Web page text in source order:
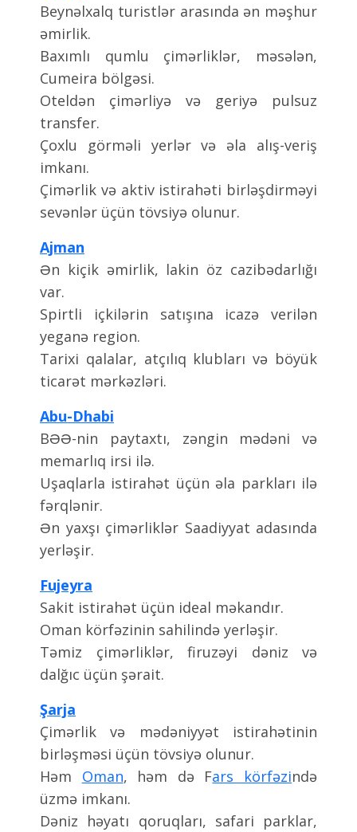
Beynəlxalq turistlər arasında ən məşhur
əmirlik.
Baxımlı qumlu çimərliklər, məsələn,
Cumeira bölgəsi.
Oteldən çimərliyə və geriyə pulsuz
transfer.
Çoxlu görməli yerlər və əla alış-veriş
imkanı.
Çimərlik və aktiv istirahəti birləşdirməyi
sevənlər üçün tövsiyə olunur.
Ajman
Ən kiçik əmirlik, lakin öz cazibədarlığı
var.
Spirtli içkilərin satışına icazə verilən
yeganə region.
Tarixi qalalar, atçılıq klubları və böyük
ticarət mərkəzləri.
Abu-Dhabi
BƏƏ-nin paytaxtı, zəngin mədəni və
memarlıq irsi ilə.
Uşaqlarla istirahət üçün əla parkları ilə
fərqlənir.
Ən yaxşı çimərliklər Saadiyyat adasında
yerləşir.
Fujeyra
Sakit istirahət üçün ideal məkandır.
Oman körfəzinin sahilində yerləşir.
Təmiz çimərliklər, firuzəyi dəniz və
dalğıc üçün şərait.
Şarja
Çimərlik və mədəniyyət istirahətinin
birləşməsi üçün tövsiyə olunur.
Həm Oman, həm də Fars körfəzində
üzmə imkanı.
Dəniz həyatı qoruqları, safari parklar,